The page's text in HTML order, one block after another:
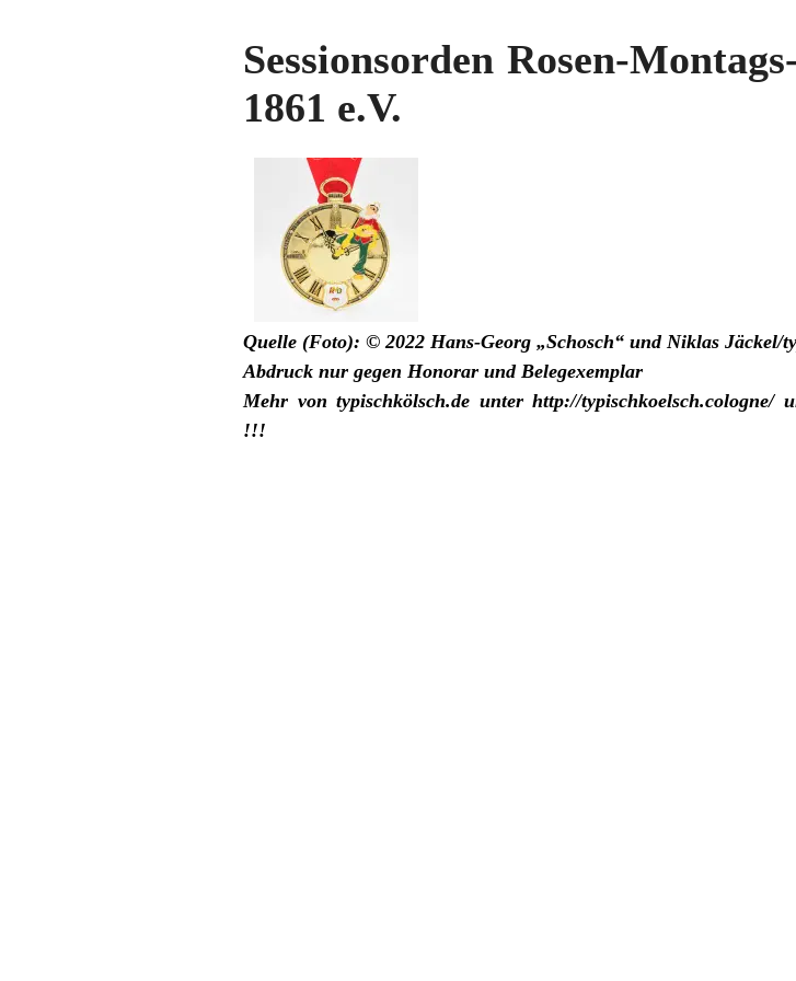
Sessionsorden Rosen-
1861 e.V.
Quelle (Foto): © 2022 Hans-Georg „Schosch“ und Niklas Jäckel/
Abdruck nur gegen Honorar und Belegexemplar
Mehr von typischkölsch.de unter http://typischkoelsch.cologne/
!!!